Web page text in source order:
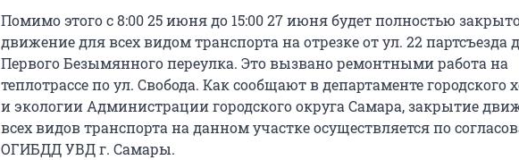
Помимо этого с 8:00 25 июня до 15:00 27 июня будет полностью
движение для всех видом транспорта на отрезке от ул. 22 партсъезда
Первого Безымянного переулка. Это вызвано ремонтными работа на
теплотрассе по ул. Свобода. Как сообщают в департаменте городского
и экологии Администрации городского округа Самара, закрытие
всех видов транспорта на данном участке осуществляется по
ОГИБДД УВД г. Самары.